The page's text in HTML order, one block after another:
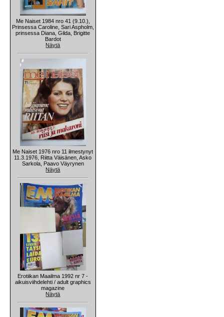
Me Naiset 1984 nro 41 (9.10.),
Prinsessa Caroline, Sari Aspholm,
prinsessa Diana, Gilda, Brigitte
Bardot
Näytä
Me Naiset 1976 nro 11 ilmestynyt
11.3.1976, Riitta Väisänen, Asko
Sarkola, Paavo Väyrynen
Näytä
Erotiikan Maailma 1992 nr 7 -
aikuisviihdelehti / adult graphics
magazine
Näytä